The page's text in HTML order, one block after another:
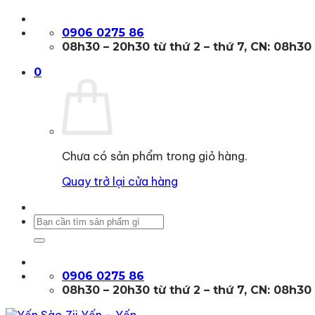
qua
0906 0275 86
08h30 – 20h30 từ thứ 2 – thứ 7, CN: 08h30
0
Chưa có sản phẩm trong giỏ hàng.
Quay trở lại cửa hàng
Tìm
0906 0275 86
08h30 – 20h30 từ thứ 2 – thứ 7, CN: 08h30